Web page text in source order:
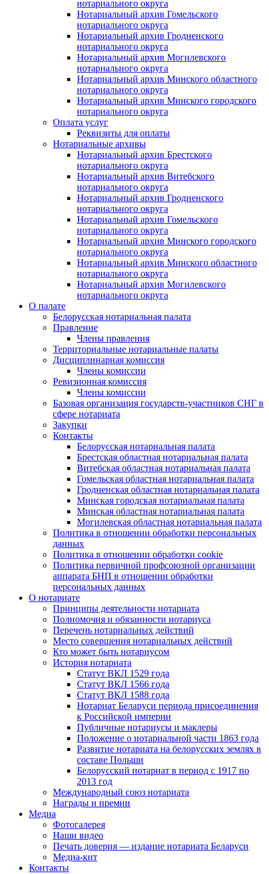
нотариального округа
Нотариальный архив Гомельского
нотариального округа
Нотариальный архив Гродненского
нотариального округа
Нотариальный архив Могилевского
нотариального округа
Нотариальный архив Минского областного
нотариального округа
Нотариальный архив Минского городского
нотариального округа
Оплата услуг
Реквизиты для оплаты
Нотариальные архивы
Нотариальный архив Брестского
нотариального округа
Нотариальный архив Витебского
нотариального округа
Нотариальный архив Гродненского
нотариального округа
Нотариальный архив Гомельского
нотариального округа
Нотариальный архив Минского городского
нотариального округа
Нотариальный архив Минского областного
нотариального округа
Нотариальный архив Могилевского
нотариального округа
О палате
Белорусская нотариальная палата
Правление
Члены правления
Территориальные нотариальные палаты
Дисциплинарная комиссия
Члены комиссии
Ревизионная комиссия
Члены комиссии
Базовая организация государств-участников СНГ в
сфере нотариата
Закупки
Контакты
Белорусская нотариальная палата
Брестская областная нотариальная палата
Витебская областная нотариальная палата
Гомельская областная нотариальная палата
Гродненская областная нотариальная палата
Минская городская нотариальная палата
Минская областная нотариальная палата
Могилевская областная нотариальная палата
Политика в отношении обработки персональных
данных
Политика в отношении обработки cookie
Политика первичной профсоюзной организации
аппарата БНП в отношении обработки
персональных данных
О нотариате
Принципы деятельности нотариата
Полномочия и обязанности нотариуса
Перечень нотариальных действий
Место совершения нотариальных действий
Кто может быть нотариусом
История нотариата
Статут ВКЛ 1529 года
Статут ВКЛ 1566 года
Статут ВКЛ 1588 года
Нотариат Беларуси периода присоединения
к Российской империи
Публичные нотариусы и маклеры
Положение о нотариальной части 1863 года
Развитие нотариата на белорусских землях в
составе Польши
Белорусский нотариат в период с 1917 по
2013 год
Международный союз нотариата
Награды и премии
Медиа
Фотогалерея
Наши видео
Печать доверия — издание нотариата Беларуси
Медиа-кит
Контакты